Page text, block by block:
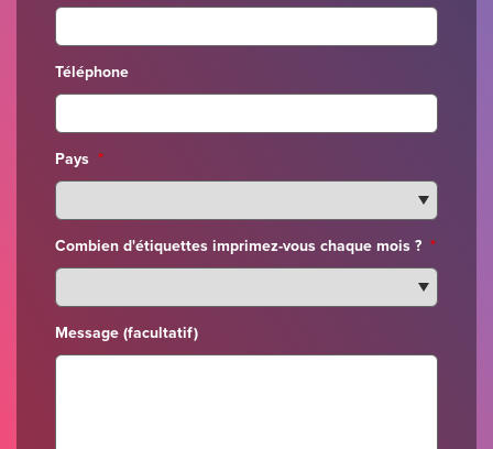
Téléphone
Pays *
Combien d'étiquettes imprimez-vous chaque mois ? *
Message (facultatif)